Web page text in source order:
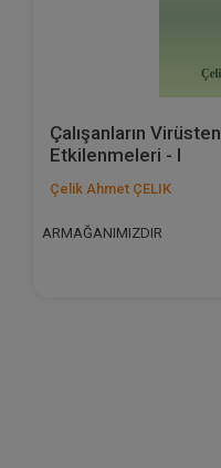
Çalışanların Virüsten
Etkilenmeleri - I
Çelik Ahmet ÇELIK
ARMAĞANIMIZDIR